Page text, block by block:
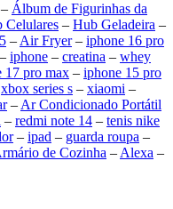
– Álbum de Figurinhas da
Celulares – Hub Geladeira –
–Air Fryer– iphone 16 pro
– iphone – creatina – whey
17 pro max – iphone 15 pro
xbox series s – xiaomi –
–Ar Condicionado Portátil
– redmi note 14 – tenis nike
– ipad – guarda roupa –
de Cozinha –Alexa –